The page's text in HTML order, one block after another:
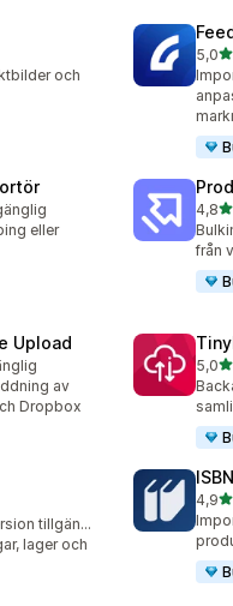
och
5,0
244
eller
4,8
32
från
Upload
av
Dropbox
5,0
53
Gratis testversion tillgänglig
lager och
4,9
60